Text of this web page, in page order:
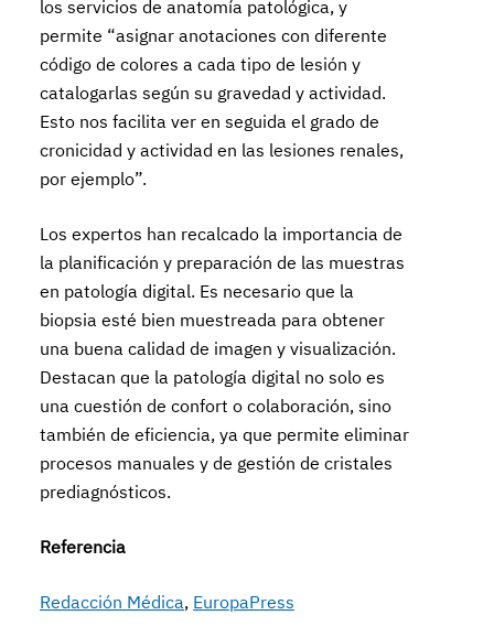
los servicios de anatomía patológica, y
permite “asignar anotaciones con diferente
código de colores a cada tipo de lesión y
catalogarlas según su gravedad y actividad.
Esto nos facilita ver en seguida el grado de
cronicidad y actividad en las lesiones renales,
por ejemplo”.
Los expertos han recalcado la importancia de
la planificación y preparación de las muestras
en patología digital. Es necesario que la
biopsia esté bien muestreada para obtener
una buena calidad de imagen y visualización.
Destacan que la patología digital no solo es
una cuestión de confort o colaboración, sino
también de eficiencia, ya que permite eliminar
procesos manuales y de gestión de cristales
prediagnósticos.
Referencia
Redacción Médica, EuropaPress